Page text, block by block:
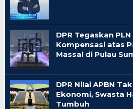
DPR Tegaskan
Kompensasi atas
Massal di Pulau
DPR Nilai APBN
Ekonomi, Swasta
Tumbuh